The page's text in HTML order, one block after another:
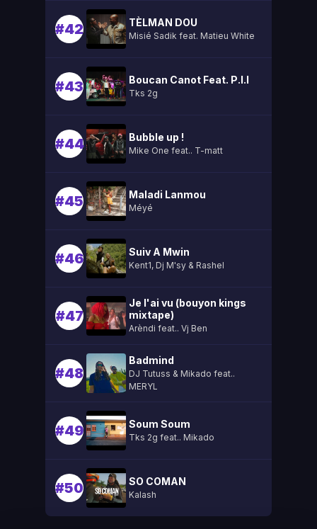
#42 TÈLMAN DOU
Misié Sadik feat. Matieu White
#43 Boucan Canot Feat. P.l.l
Tks 2g
#44 Bubble up !
Mike One feat.. T-matt
#45 Maladi Lanmou
Méyé
#46 Suiv A Mwin
Kent1, Dj M'sy & Rashel
#47
Je l'ai vu (bouyon kings
mixtape)
Arèndi feat.. Vj Ben
#48
Badmind
DJ Tutuss & Mikado feat..
MERYL
#49 Soum Soum
Tks 2g feat.. Mikado
#50 SO COMAN
Kalash